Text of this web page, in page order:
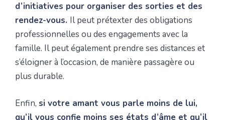
d’initiatives pour organiser des sorties et des
rendez-vous. Il peut prétexter des obligations
professionnelles ou des engagements avec la
famille. Il peut également prendre ses distances et
s’éloigner à l’occasion, de manière passagère ou
plus durable.
Enfin, si votre amant vous parle moins de lui,
qu’il vous confie moins ses états d’âme et qu’il